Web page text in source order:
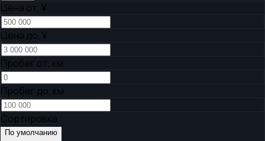
Цена от, ¥
Цена до, ¥
Пробег от, км
Пробег до, км
Сортировка
По умолчанию